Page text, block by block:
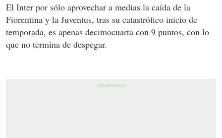
El Inter por sólo aprovechar a medias la caída de la
Fiorentina y la Juventus, tras su catastrófico inicio de
temporada, es apenas decimocuarta con 9 puntos, con lo
que no termina de despegar.